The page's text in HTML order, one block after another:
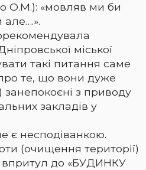
О.М.): «мовляв ми би
але….».
міської
такі питання саме
те, що вони дуже
занепокоєні з приводу
закладів у
є несподіванкою.
(очищення території)
до «БУДИНКУ